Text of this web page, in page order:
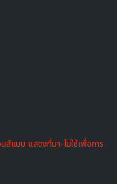
แบบ แสดงที่มา-ไม่ใช้เพื่อการ